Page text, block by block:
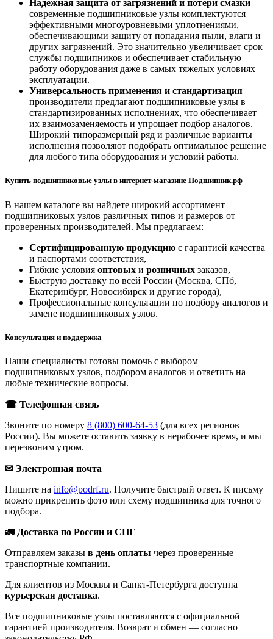
Надежная защита от загрязнений и потери смазки –
современные подшипниковые узлы комплектуются
эффективными многоуровневыми уплотнениями,
обеспечивающими защиту от попадания пыли, влаги и
других загрязнений. Это значительно увеличивает срок
службы подшипников и обеспечивает стабильную
работу оборудования даже в самых тяжелых условиях
эксплуатации.
Универсальность применения и стандартизация –
производители предлагают подшипниковые узлы в
стандартизированных исполнениях, что обеспечивает
их взаимозаменяемость и упрощает подбор аналогов.
Широкий типоразмерный ряд и различные варианты
исполнения позволяют подобрать оптимальное решение
для любого типа оборудования и условий работы.
Купить подшипниковые узлы в интернет-магазине Подшипник.рф
В нашем каталоге вы найдете широкий ассортимент
подшипниковых узлов различных типов и размеров от
проверенных производителей. Мы предлагаем:
Сертифицированную продукцию с гарантией качества
и паспортами соответствия,
Гибкие условия оптовых и розничных заказов,
Быструю доставку по всей России (Москва, СПб,
Екатеринбург, Новосибирск и другие города),
Профессиональные консультации по подбору аналогов и
замене подшипниковых узлов.
Консультация и поддержка
Наши специалисты готовы помочь с выбором
подшипниковых узлов, подбором аналогов и ответить на
любые технические вопросы.
☎ Телефонная связь
Звоните по номеру 8 (800) 600-64-53 (для всех регионов
России). Вы можете оставить заявку в нерабочее время, и мы
перезвоним утром.
✉ Электронная почта
Пишите на info@podrf.ru. Получите быстрый ответ. К письму
можно прикрепить фото или схему подшипника для точного
подбора.
🚛 Доставка по России и СНГ
Отправляем заказы в день оплаты через проверенные
транспортные компании.
Для клиентов из Москвы и Санкт-Петербурга доступна
курьерская доставка.
Все подшипниковые узлы поставляются с официальной
гарантией производителя. Возврат и обмен — согласно